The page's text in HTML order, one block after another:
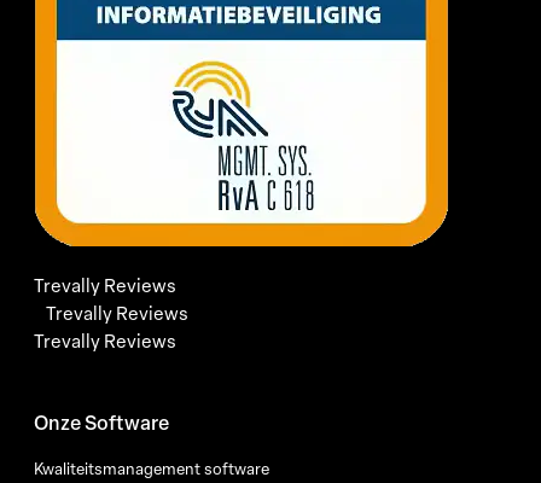
Trevally Reviews
Trevally Reviews
Trevally Reviews
Onze Software
Kwaliteitsmanagement software